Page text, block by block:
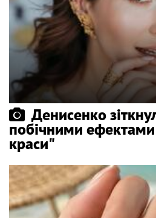
Денисенко
побічними ефектами
краси"